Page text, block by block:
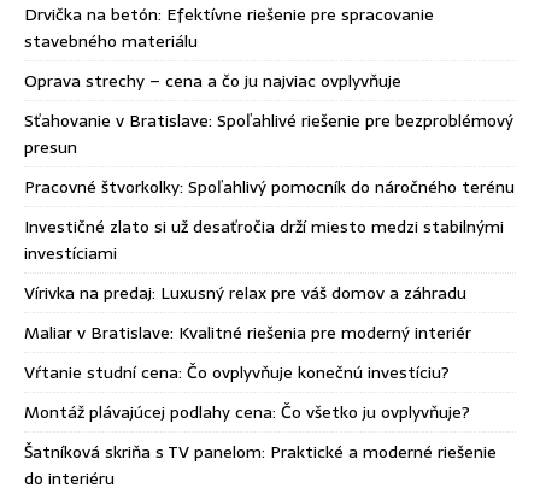
Drvička na betón: Efektívne riešenie pre spracovanie
stavebného materiálu
Oprava strechy – cena a čo ju najviac ovplyvňuje
Sťahovanie v Bratislave: Spoľahlivé riešenie pre bezproblémový
presun
Pracovné štvorkolky: Spoľahlivý pomocník do náročného terénu
Investičné zlato si už desaťročia drží miesto medzi stabilnými
investíciami
Vírivka na predaj: Luxusný relax pre váš domov a záhradu
Maliar v Bratislave: Kvalitné riešenia pre moderný interiér
Vŕtanie studní cena: Čo ovplyvňuje konečnú investíciu?
Montáž plávajúcej podlahy cena: Čo všetko ju ovplyvňuje?
Šatníková skriňa s TV panelom: Praktické a moderné riešenie
do interiéru